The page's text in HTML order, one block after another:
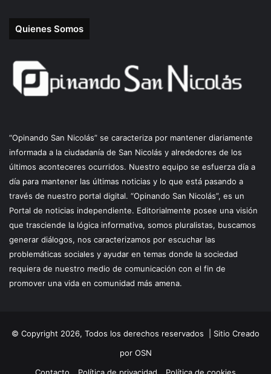
Quienes Somos
“Opinando San Nicolás” se caracteriza por mantener diariamente
informada a la ciudadanía de San Nicolás y alrededores de los
últimos aconteceres ocurridos. Nuestro equipo se esfuerza día a
día para mantener las últimas noticias y lo que está pasando a
través de nuestro portal digital. “Opinando San Nicolás”, es un
Portal de noticias independiente. Editorialmente posee una visión
que trasciende la lógica informativa, somos pluralistas, buscamos
generar diálogos, nos caracterizamos por escuchar las
problemáticas sociales y ayudar en temas donde la sociedad
requiera de nuestro medio de comunicación con el fin de
promover una vida en comunidad más amena.
© Copyright 2026, Todos los derechos reservados | Sitio Creado
por OSN